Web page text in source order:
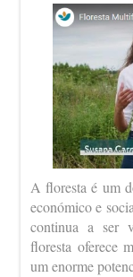
A floresta é um
económico e
continua a ser
floresta oferece
um enorme